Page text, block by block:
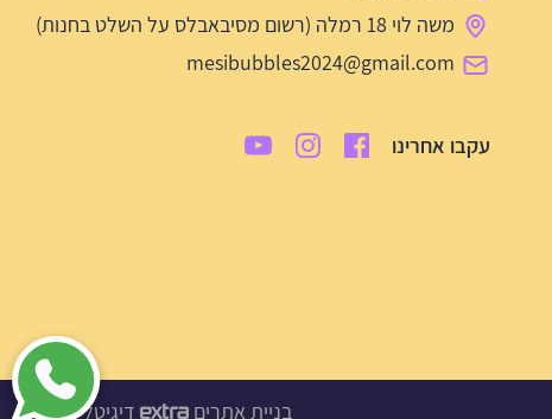
משה לוי 18 רמלה (רשום מסיבאבלס על השלט בחנות)
mesibubbles2024@gmail.com
עקבו אחרינו
בניית אתרים דיגיטל